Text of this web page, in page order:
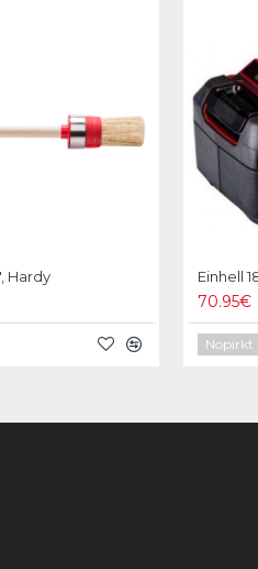
Hardy
70.95€
Nopirkt